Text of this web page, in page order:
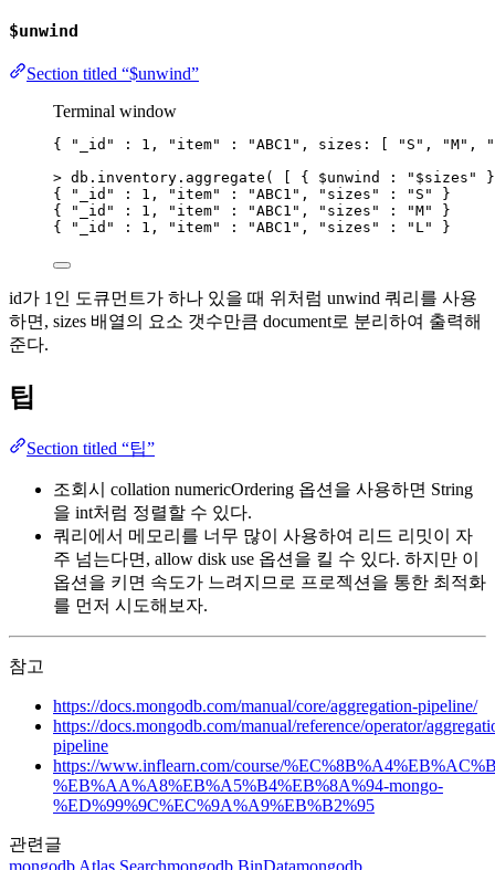
$unwind
Section titled “$unwind”
Terminal window
{ "_id" : 1, " item" : "ABC1 " , sizes: " S " , "M" ,
"
> db.inventory.aggregate( [ { $unwind : " $sizes "
{
"_id" : 1, " item" : "ABC1 " , " sizes " : " S "
}
{
"_id" : 1, " item" : "ABC1 " , " sizes " : "M"
}
{
"_id" : 1, " item" : "ABC1 " , " sizes " : " L" }
id가 1인 도큐먼트가 하나 있을 때 위처럼 unwind 쿼리를 사용
하면, sizes 배열의 요소 갯수만큼 document로 분리하여 출력해
준다.
팁
Section titled “팁”
조회시 collation numericOrdering 옵션을 사용하면 String
을 int처럼 정렬할 수 있다.
쿼리에서 메모리를 너무 많이 사용하여 리드 리밋이 자
주 넘는다면, allow disk use 옵션을 킬 수 있다. 하지만 이
옵션을 키면 속도가 느려지므로 프로젝션을 통한 최적화
를 먼저 시도해보자.
참고
https://docs.mongodb.com/manual/core/aggregation-pipeline/
https://docs.mongodb.com/manual/reference/operator/
pipeline
https://www.inflearn.com/course/
%EB%AA%A8%EB%A5%B4%EB%8A%94-mongo-
%ED%99%9C%EC%9A%A9%EB%B2%95
관련글